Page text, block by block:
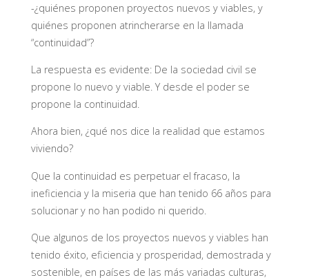
-¿quiénes proponen proyectos nuevos y viables, y
quiénes proponen atrincherarse en la llamada
“continuidad”?
La respuesta es evidente: De la sociedad civil se
propone lo nuevo y viable. Y desde el poder se
propone la continuidad.
Ahora bien, ¿qué nos dice la realidad que estamos
viviendo?
Que la continuidad es perpetuar el fracaso, la
ineficiencia y la miseria que han tenido 66 años para
solucionar y no han podido ni querido.
Que algunos de los proyectos nuevos y viables han
tenido éxito, eficiencia y prosperidad, demostrada y
sostenible, en países de las más variadas culturas,